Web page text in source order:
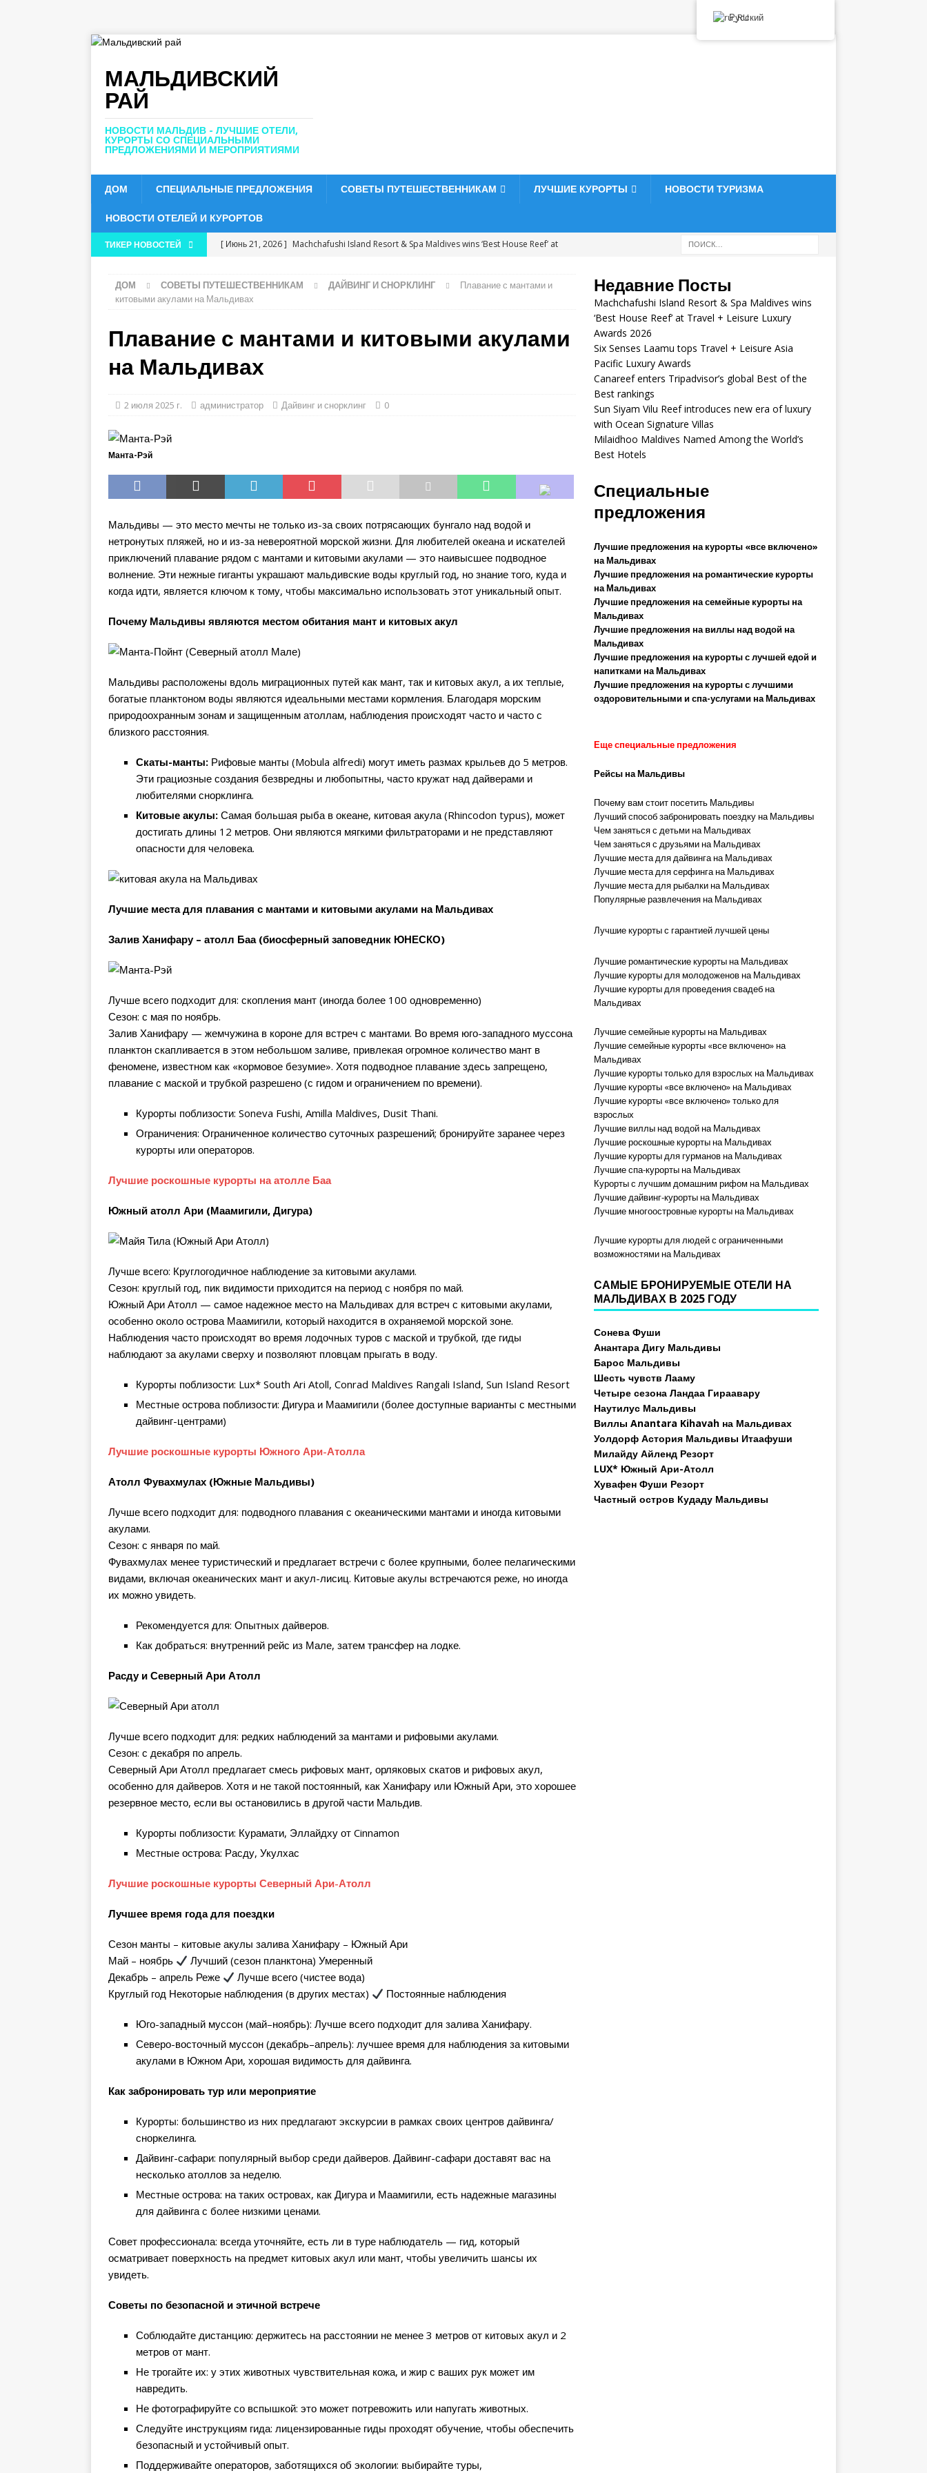
МАЛЬДИВСКИЙ
РАЙ
НОВОСТИ МАЛЬДИВ - ЛУЧШИЕ ОТЕЛИ,
КУРОРТЫ СО СПЕЦИАЛЬНЫМИ
ПРЕДЛОЖЕНИЯМИ И МЕРОПРИЯТИЯМИ
ДОМ СПЕЦИАЛЬНЫЕ ПРЕДЛОЖЕНИЯ СОВЕТЫ ПУТЕШЕСТВЕННИКАМ ЛУЧШИЕ КУРОРТЫ НОВОСТИ ТУРИЗМА
НОВОСТИ ОТЕЛЕЙ И КУРОРТОВ
ТИКЕР НОВОСТЕЙ [ Июнь 21, 2026 ] Machchafushi Island Resort & Spa Maldives wins ‘Best House Reef’ at
[ Июнь 20, 2026 ] Six Senses Laamu tops Travel + Leisure Asia Pacific Luxury Awards
[ Июнь 17, 2026 ] Canareef enters Tripadvisor’s global Best of the Best rankings
5-
ЗВЕЗДОЧНЫЕ ОТЕЛИ И КУРОРТЫ
Villas
5-ЗВЕЗДОЧНЫЕ ОТЕЛИ И КУРОРТЫ
ДОМ СОВЕТЫ ПУТЕШЕСТВЕННИКАМ ДАЙВИНГ И СНОРКЛИНГ
Плавание с мантами и
китовыми акулами на Мальдивах
Плавание с мантами и китовыми акулами
на Мальдивах
2 июля 2025 г. администратор Дайвинг и снорклинг 0
Манта-Рэй
Мальдивы — это место мечты не только из-за своих потрясающих бунгало над водой и
нетронутых пляжей, но и из-за невероятной морской жизни. Для любителей океана и искателей
приключений плавание рядом с мантами и китовыми акулами — это наивысшее подводное
волнение. Эти нежные гиганты украшают мальдивские воды круглый год, но знание того, куда и
когда идти, является ключом к тому, чтобы максимально использовать этот уникальный опыт.
Почему Мальдивы являются местом обитания мант и китовых акул
Мальдивы расположены вдоль миграционных путей как мант, так и китовых акул, а их теплые,
богатые планктоном воды являются идеальными местами кормления. Благодаря морским
природоохранным зонам и защищенным атоллам, наблюдения происходят часто и часто с
близкого расстояния.
Скаты-манты: Рифовые манты (Mobula alfredi) могут иметь размах крыльев до 5 метров.
Эти грациозные создания безвредны и любопытны, часто кружат над дайверами и
любителями снорклинга.
Китовые акулы: Самая большая рыба в океане, китовая акула (Rhincodon typus), может
достигать длины 12 метров. Они являются мягкими фильтраторами и не представляют
опасности для человека.
Лучшие места для плавания с мантами и китовыми акулами на Мальдивах
Залив Ханифару – атолл Баа (биосферный заповедник ЮНЕСКО)
Лучше всего подходит для: скопления мант (иногда более 100 одновременно)
Сезон: с мая по ноябрь.
Залив Ханифару — жемчужина в короне для встреч с мантами. Во время юго-западного муссона
планктон скапливается в этом небольшом заливе, привлекая огромное количество мант в
феномене, известном как «кормовое безумие». Хотя подводное плавание здесь запрещено,
плавание с маской и трубкой разрешено (с гидом и ограничением по времени).
Курорты поблизости: Soneva Fushi, Amilla Maldives, Dusit Thani.
Ограничения: Ограниченное количество суточных разрешений; бронируйте заранее через
курорты или операторов.
Лучшие роскошные курорты на атолле Баа
Южный атолл Ари (Маамигили, Дигура)
Лучше всего: Круглогодичное наблюдение за китовыми акулами.
Сезон: круглый год, пик видимости приходится на период с ноября по май.
Южный Ари Атолл — самое надежное место на Мальдивах для встреч с китовыми акулами,
особенно около острова Маамигили, который находится в охраняемой морской зоне.
Наблюдения часто происходят во время лодочных туров с маской и трубкой, где гиды
наблюдают за акулами сверху и позволяют пловцам прыгать в воду.
Курорты поблизости: Lux* South Ari Atoll, Conrad Maldives Rangali Island, Sun Island Resort
Местные острова поблизости: Дигура и Маамигили (более доступные варианты с местными
дайвинг-центрами)
Лучшие роскошные курорты Южного Ари-Атолла
Атолл Фувахмулах (Южные Мальдивы)
Лучше всего подходит для: подводного плавания с океаническими мантами и иногда китовыми
акулами.
Сезон: с января по май.
Фувахмулах менее туристический и предлагает встречи с более крупными, более пелагическими
видами, включая океанических мант и акул-лисиц. Китовые акулы встречаются реже, но иногда
их можно увидеть.
Рекомендуется для: Опытных дайверов.
Как добраться: внутренний рейс из Мале, затем трансфер на лодке.
Расду и Северный Ари Атолл
Лучше всего подходит для: редких наблюдений за мантами и рифовыми акулами.
Сезон: с декабря по апрель.
Северный Ари Атолл предлагает смесь рифовых мант, орляковых скатов и рифовых акул,
особенно для дайверов. Хотя и не такой постоянный, как Ханифару или Южный Ари, это хорошее
резервное место, если вы остановились в другой части Мальдив.
Курорты поблизости: Курамати, Эллайдху от Cinnamon
Местные острова: Расду, Укулхас
Лучшие роскошные курорты Северный Ари-Атолл
Лучшее время года для поездки
Сезон манты – китовые акулы залива Ханифару – Южный Ари
Май – ноябрь
Лучший (сезон планктона) Умеренный
Декабрь – апрель Реже
Лучше всего (чистее вода)
Круглый год Некоторые наблюдения (в других местах)
Постоянные наблюдения
Юго-западный муссон (май–ноябрь): Лучше всего подходит для залива Ханифару.
Северо-восточный муссон (декабрь–апрель): лучшее время для наблюдения за китовыми
акулами в Южном Ари, хорошая видимость для дайвинга.
Как забронировать тур или мероприятие
Курорты: большинство из них предлагают экскурсии в рамках своих центров дайвинга/
сноркелинга.
Дайвинг-сафари: популярный выбор среди дайверов. Дайвинг-сафари доставят вас на
несколько атоллов за неделю.
Местные острова: на таких островах, как Дигура и Маамигили, есть надежные магазины
для дайвинга с более низкими ценами.
Совет профессионала: всегда уточняйте, есть ли в туре наблюдатель — гид, который
осматривает поверхность на предмет китовых акул или мант, чтобы увеличить шансы их
увидеть.
Советы по безопасной и этичной встрече
Соблюдайте дистанцию: держитесь на расстоянии не менее 3 метров от китовых акул и 2
метров от мант.
Не трогайте их: у этих животных чувствительная кожа, и жир с ваших рук может им
навредить.
Не фотографируйте со вспышкой: это может потревожить или напугать животных.
Следуйте инструкциям гида: лицензированные гиды проходят обучение, чтобы обеспечить
безопасный и устойчивый опыт.
Поддерживайте операторов, заботящихся об экологии: выбирайте туры,
Недавние Посты
Machchafushi Island Resort & Spa Maldives wins
‘Best House Reef’ at Travel + Leisure Luxury
Awards 2026
Six Senses Laamu tops Travel + Leisure Asia
Pacific Luxury Awards
Canareef enters Tripadvisor’s global Best of the
Best rankings
Sun Siyam Vilu Reef introduces new era of luxury
with Ocean Signature Villas
Milaidhoo Maldives Named Among the World’s
Best Hotels
Специальные
предложения
Лучшие предложения на курорты «все включено»
на Мальдивах
Лучшие предложения на романтические курорты
на Мальдивах
Лучшие предложения на семейные курорты на
Мальдивах
Лучшие предложения на виллы над водой на
Мальдивах
Лучшие предложения на курорты с лучшей едой и
напитками на Мальдивах
Лучшие предложения на курорты с лучшими
оздоровительными и спа-услугами на Мальдивах
Еще специальные предложения
Рейсы на Мальдивы
Почему вам стоит посетить Мальдивы
Лучший способ забронировать поездку на Мальдивы
Чем заняться с детьми на Мальдивах
Чем заняться с друзьями на Мальдивах
Лучшие места для дайвинга на Мальдивах
Лучшие места для серфинга на Мальдивах
Лучшие места для рыбалки на Мальдивах
Популярные развлечения на Мальдивах
Лучшие курорты с гарантией лучшей цены
Лучшие романтические курорты на Мальдивах
Лучшие курорты для молодоженов на Мальдивах
Лучшие курорты для проведения свадеб на
Мальдивах
Лучшие семейные курорты на Мальдивах
Лучшие семейные курорты «все включено» на
Мальдивах
Лучшие курорты только для взрослых на Мальдивах
Лучшие курорты «все включено» на Мальдивах
Лучшие курорты «все включено» только для
взрослых
Лучшие виллы над водой на Мальдивах
Лучшие роскошные курорты на Мальдивах
Лучшие курорты для гурманов на Мальдивах
Лучшие спа-курорты на Мальдивах
Курорты с лучшим домашним рифом на Мальдивах
Лучшие дайвинг-курорты на Мальдивах
Лучшие многоостровные курорты на Мальдивах
Лучшие курорты для людей с ограниченными
возможностями на Мальдивах
САМЫЕ БРОНИРУЕМЫЕ ОТЕЛИ НА
МАЛЬДИВАХ В 2025 ГОДУ
Сонева Фуши
Анантара Дигу Мальдивы
Барос Мальдивы
Шесть чувств Лааму
Четыре сезона Ландаа Гираавару
Наутилус Мальдивы
Виллы Anantara Kihavah на Мальдивах
Уолдорф Астория Мальдивы Итаафуши
Милайду Айленд Резорт
LUX* Южный Ари-Атолл
Хувафен Фуши Резорт
Частный остров Кудаду Мальдивы
Русский